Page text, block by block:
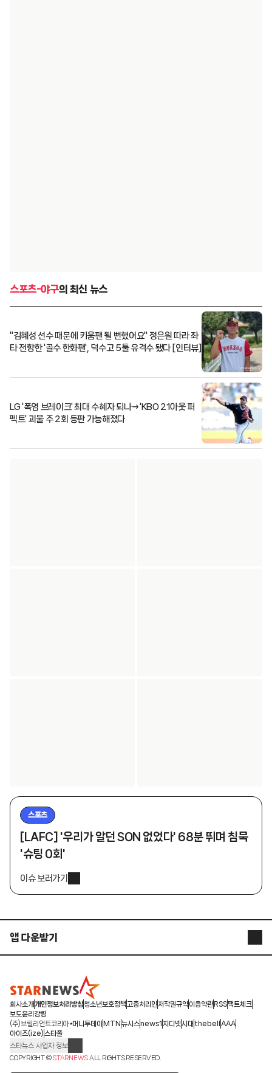
스포츠-야구의 최신 뉴스
"김혜성 선수 때문에 키움팬 될 뻔했어요" 정은원 따라 좌
타 전향한 '골수 한화팬', 덕수고 5툴 유격수 됐다 [인터뷰]
LG '폭염 브레이크' 최대 수혜자 되나→'KBO 21아웃 퍼
펙트' 괴물 주 2회 등판 가능해졌다
스포츠
[LAFC] '우리가 알던 SON 없었다' 68분 뛰며 침묵
'슈팅 0회'
이슈 보러가기
앱 다운받기
STARPOLL
회사소개 개인정보처리방침청소년보호정책 고충처리인저작권규약이용약관 RSS팩트체크
보도윤리강령
(주)브릴리언트코리아 머니투데이 MTN 뉴시스news1 지디넷시대 thebell AAA
아이즈(ize) 스타폴
스타뉴스 사업자 정보
주소: 서울시 종로구 청계천로 11(서린동, 청계한국빌딩)
COPYRIGHT ©STARNEWSALL RIGHTS RESERVED.